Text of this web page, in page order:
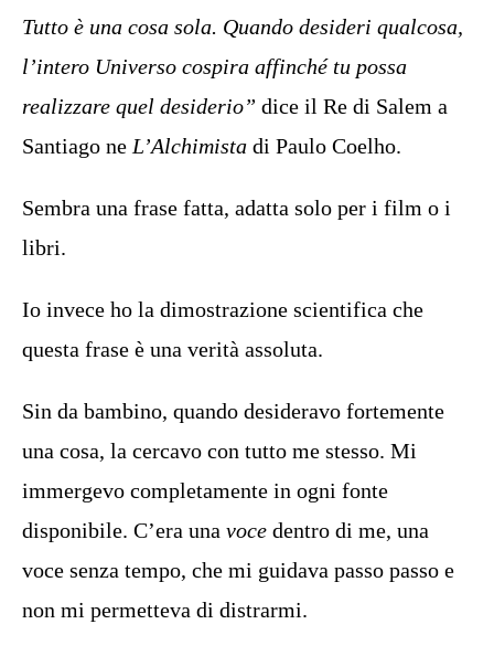
Tutto è una cosa sola. Quando desideri qualcosa,
l’intero Universo cospira affinché tu possa
realizzare quel desiderio” dice il Re di Salem a
Santiago ne L’Alchimista di Paulo Coelho.
Sembra una frase fatta, adatta solo per i film o i
libri.
Io invece ho la dimostrazione scientifica che
questa frase è una verità assoluta.
Sin da bambino, quando desideravo fortemente
una cosa, la cercavo con tutto me stesso. Mi
immergevo completamente in ogni fonte
disponibile. C’era una voce dentro di me, una
voce senza tempo, che mi guidava passo passo e
non mi permetteva di distrarmi.